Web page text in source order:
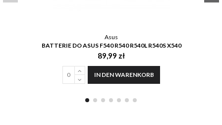
Asus
BATTERIE DO ASUS F540 R540 R540L R540S X540
89,99 zł
IN DEN WARENKORB